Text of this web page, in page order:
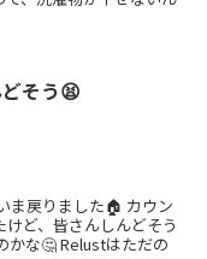
そう😫
ま戻りました🏠 カウン
ど、皆さんしんどそう
かな🤔 Relustはただの